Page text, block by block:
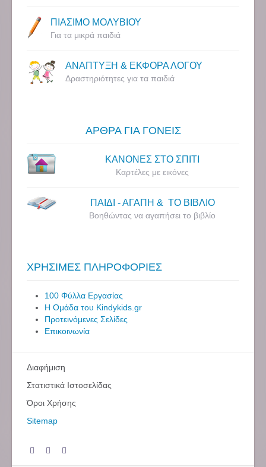
ΠΙΑΣΙΜΟ ΜΟΛΥΒΙΟΥ
Για τα μικρά παιδιά
ΑΝΑΠΤΥΞΗ & ΕΚΦΟΡΑ ΛΟΓΟΥ
Δραστηριότητες για τα παιδιά
ΑΡΘΡΑ ΓΙΑ ΓΟΝΕΙΣ
ΚΑΝΟΝΕΣ ΣΤΟ ΣΠΙΤΙ
Καρτέλες με εικόνες
ΠΑΙΔΙ - ΑΓΑΠΗ & ΤΟ ΒΙΒΛΙΟ
Βοηθώντας να αγαπήσει το βιβλίο
ΧΡΗΣΙΜΕΣ ΠΛΗΡΟΦΟΡΙΕΣ
100 Φύλλα Εργασίας
Η Ομάδα του Kindykids.gr
Προτεινόμενες Σελίδες
Επικοινωνία
Διαφήμιση
Στατιστικά Ιστοσελίδας
Όροι Χρήσης
Sitemap